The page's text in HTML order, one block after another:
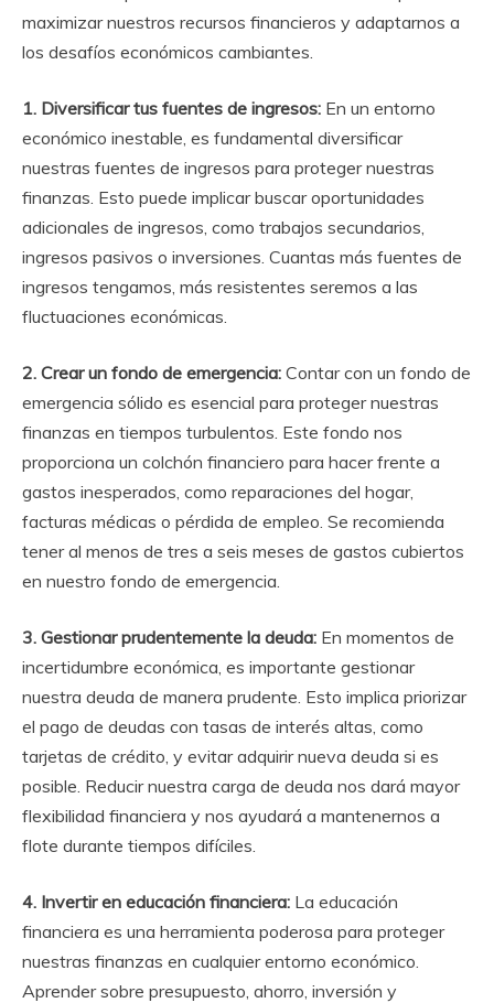
maximizar nuestros recursos financieros y adaptarnos a
los desafíos económicos cambiantes.
1. Diversificar tus fuentes de ingresos: En un entorno
económico inestable, es fundamental diversificar
nuestras fuentes de ingresos para proteger nuestras
finanzas. Esto puede implicar buscar oportunidades
adicionales de ingresos, como trabajos secundarios,
ingresos pasivos o inversiones. Cuantas más fuentes de
ingresos tengamos, más resistentes seremos a las
fluctuaciones económicas.
2. Crear un fondo de emergencia: Contar con un fondo de
emergencia sólido es esencial para proteger nuestras
finanzas en tiempos turbulentos. Este fondo nos
proporciona un colchón financiero para hacer frente a
gastos inesperados, como reparaciones del hogar,
facturas médicas o pérdida de empleo. Se recomienda
tener al menos de tres a seis meses de gastos cubiertos
en nuestro fondo de emergencia.
3. Gestionar prudentemente la deuda: En momentos de
incertidumbre económica, es importante gestionar
nuestra deuda de manera prudente. Esto implica priorizar
el pago de deudas con tasas de interés altas, como
tarjetas de crédito, y evitar adquirir nueva deuda si es
posible. Reducir nuestra carga de deuda nos dará mayor
flexibilidad financiera y nos ayudará a mantenernos a
flote durante tiempos difíciles.
4. Invertir en educación financiera: La educación
financiera es una herramienta poderosa para proteger
nuestras finanzas en cualquier entorno económico.
Aprender sobre presupuesto, ahorro, inversión y